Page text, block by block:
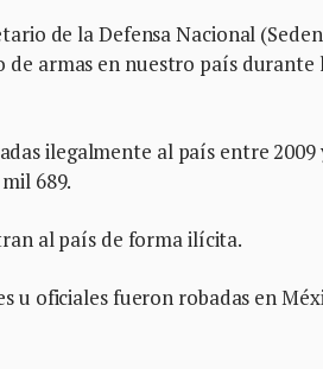
de la Defensa Nacional
de armas en nuestro país durante
ilegalmente al país entre 2009
689.
al país de forma ilícita.
u oficiales fueron robadas en